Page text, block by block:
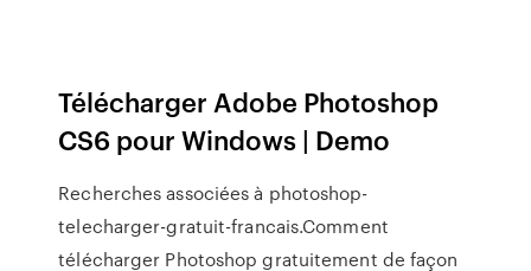
Télécharger Adobe Photoshop
CS6 pour Windows | Demo
Recherches associées à photoshop-
telecharger-gratuit-francais.Comment
télécharger Photoshop gratuitement de façon